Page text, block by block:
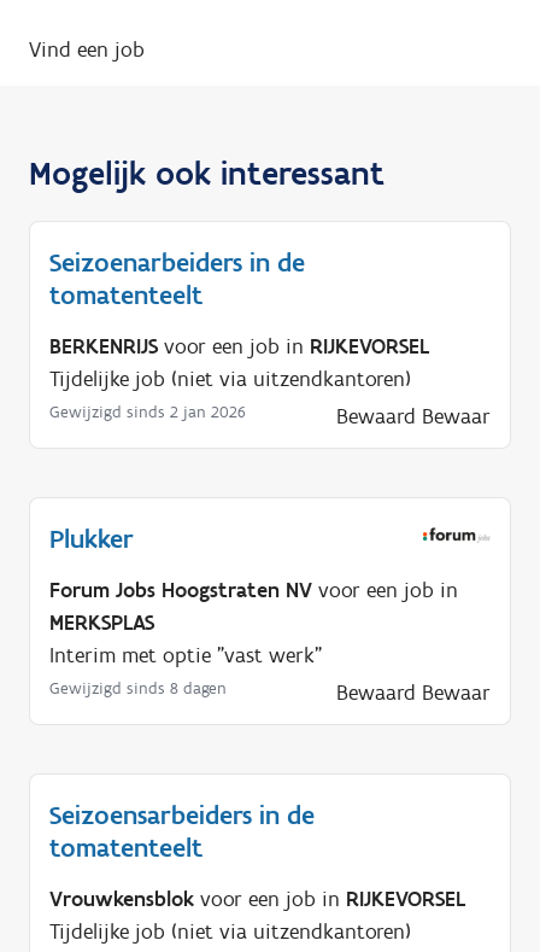
Vind een job
Mogelijk ook interessant
Seizoenarbeiders in de
tomatenteelt
BERKENRIJS voor een job in RIJKEVORSEL
Tijdelijke job (niet via uitzendkantoren)
Gewijzigd sinds 2 jan 2026 Bewaard Bewaar
Plukker
Forum Jobs Hoogstraten NV voor een job in
MERKSPLAS
Interim met optie "vast werk"
Gewijzigd sinds 8 dagen Bewaard Bewaar
Seizoensarbeiders in de
tomatenteelt
Vrouwkensblok voor een job in RIJKEVORSEL
Tijdelijke job (niet via uitzendkantoren)